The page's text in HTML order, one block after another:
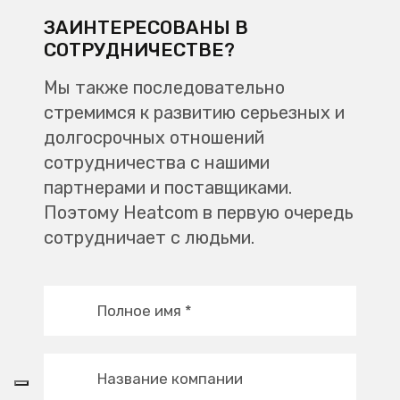
ЗАИНТЕРЕСОВАНЫ В
СОТРУДНИЧЕСТВЕ?
Мы также последовательно
стремимся к развитию серьезных и
долгосрочных отношений
сотрудничества с нашими
партнерами и поставщиками.
Поэтому Heatcom в первую очередь
сотрудничает с людьми.
Полное имя *
Название компании